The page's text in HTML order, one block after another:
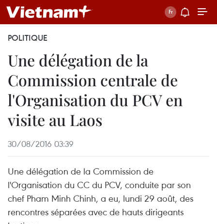
POLITIQUE
Une délégation de la
Commission centrale de
l'Organisation du PCV en
visite au Laos
30/08/2016 03:39
Une délégation de la Commission de
l'Organisation du CC du PCV, conduite par son
chef Pham Minh Chinh, a eu, lundi 29 août, des
rencontres séparées avec de hauts dirigeants